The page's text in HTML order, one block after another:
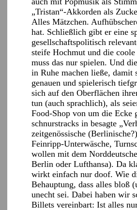
„Tristan“-Akkorden als
Alles Mätzchen.
hat. Schließlich gibt er eine
gesellschaftspolitisch
steife Hochmut und die
muss das nur spielen. Und
in Ruhe machen ließe,
genauen und spielerisch
sich auf den Oberflächen
tun (auch sprachlich), als
Food-Shop von um die Ecke
schnurstracks in besagte
zeitgenössische
Feinripp-Unterwäsche,
wollen mit dem
Berlin oder Lufthansa). Da
wirkt einfach nur doof. Wie
Behauptung, dass alles bloß
unecht sei. Dabei haben wir
Billets vereinbart: Ist alles